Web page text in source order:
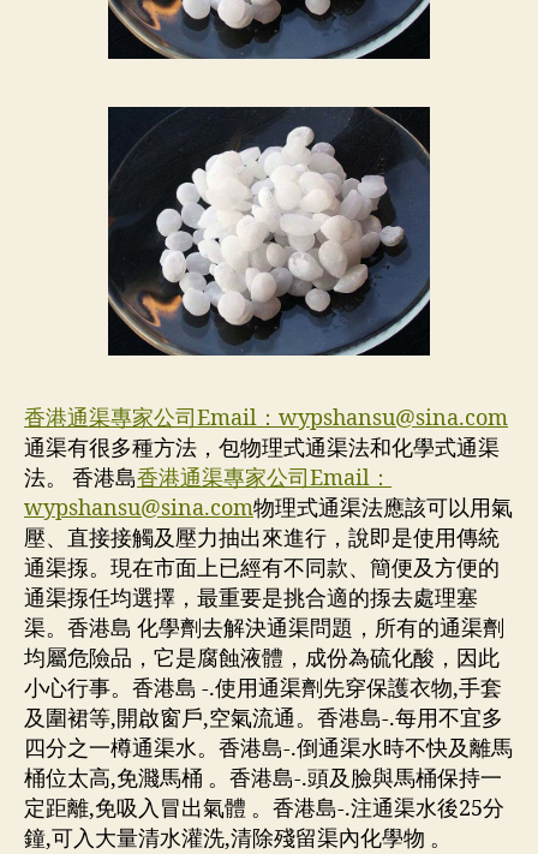
香港通渠專家公司Email： wypshansu@sina.com
通渠有很多種方法，包物理式通渠法和化學式通渠
法。 香港島香港通渠專家公司Email：
wypshansu@sina.com物理式通渠法應該可以用氣
壓、直接接觸及壓力抽出來進行，說即是使用傳統
通渠揼。現在市面上已經有不同款、簡便及方便的
通渠揼任均選擇，最重要是挑合適的揼去處理塞
渠。香港島 化學劑去解決通渠問題，所有的通渠劑
均屬危險品，它是腐蝕液體，成份為硫化酸，因此
小心行事。香港島 -.使用通渠劑先穿保護衣物,手套
及圍裙等,開啟窗戶,空氣流通。香港島-.每用不宜多
四分之一樽通渠水。香港島-.倒通渠水時不快及離馬
桶位太高,免濺馬桶 。香港島-.頭及臉與馬桶保持一
定距離,免吸入冒出氣體 。香港島-.注通渠水後25分
鐘,可入大量清水灌洗,清除殘留渠內化學物 。